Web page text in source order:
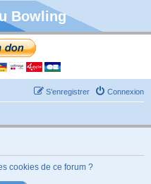
Bowling
Connexion
S’enregistrer
cookies de ce forum ?